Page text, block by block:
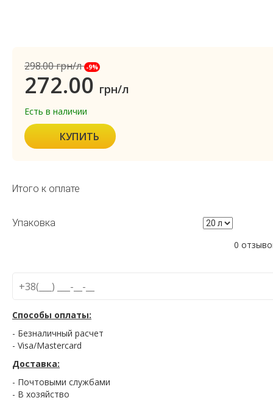
298.00грн/л -9%
272.00 грн/л
Есть в наличии
КУПИТЬ
Итого к оплате
Упаковка
0
Способы оплаты:
- Безналичный расчет
- Visa/Mastercard
Доставка:
- Почтовыми службами
- В хозяйство